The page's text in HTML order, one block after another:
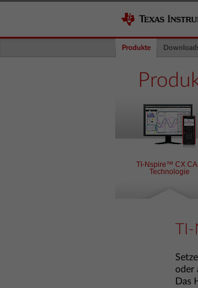
Produkte
TI-Nspire™ CX
Technologie
TI-
oder
Das